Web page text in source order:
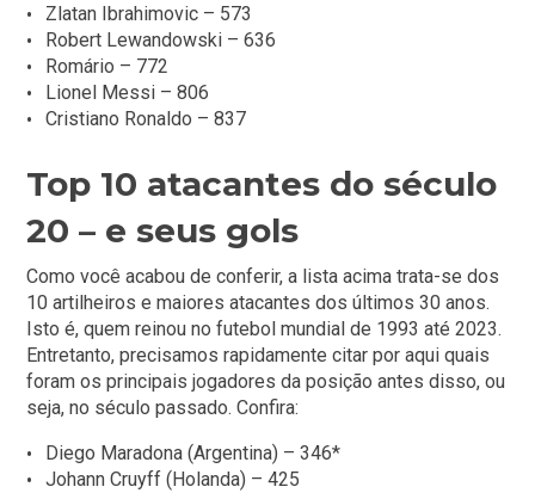
Zlatan Ibrahimovic – 573
Robert Lewandowski – 636
Romário – 772
Lionel Messi – 806
Cristiano Ronaldo – 837
Top 10 atacantes do século
20 – e seus gols
Como você acabou de conferir, a lista acima trata-se dos
10 artilheiros e maiores atacantes dos últimos 30 anos.
Isto é, quem reinou no futebol mundial de 1993 até 2023.
Entretanto, precisamos rapidamente citar por aqui quais
foram os principais jogadores da posição antes disso, ou
seja, no século passado. Confira:
Diego Maradona (Argentina) – 346*
Johann Cruyff (Holanda) – 425